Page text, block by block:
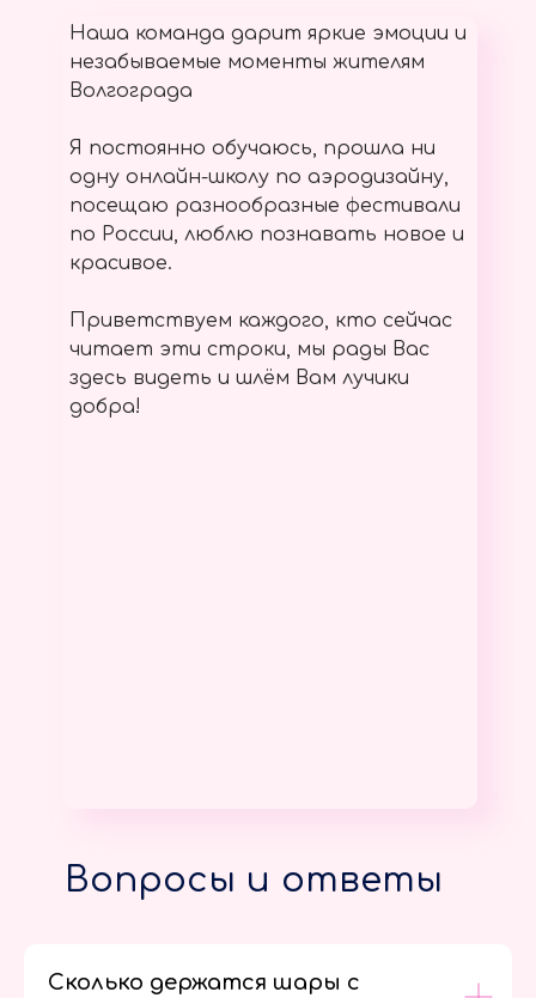
Наша команда дарит яркие эмоции и
незабываемые моменты жителям
Волгограда
Я постоянно обучаюсь, прошла ни
одну онлайн-школу по аэродизайну,
посещаю разнообразные фестивали
по России, люблю познавать новое и
красивое.
Приветствуем каждого, кто сейчас
читает эти строки, мы рады Вас
здесь видеть и шлём Вам лучики
добра!
Вопросы и ответы
Сколько держатся шары с